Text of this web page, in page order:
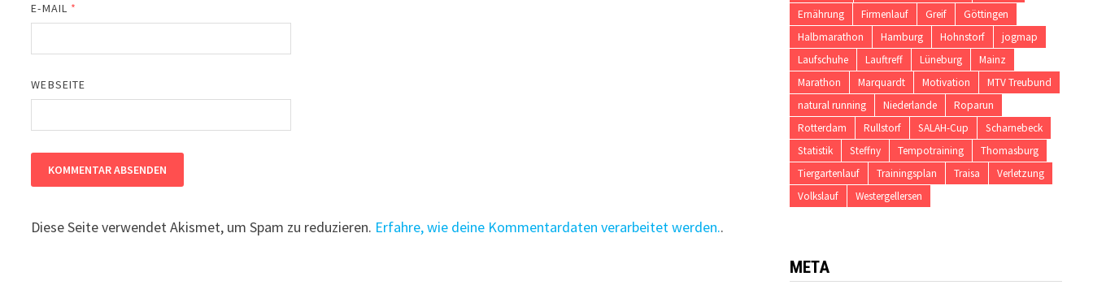
E-MAIL *
WEBSEITE
Diese Seite verwendet Akismet, um Spam zu reduzieren. Erfahre, wie deine Kommentardaten verarbeitet werden..
Ernährung
Firmenlauf Greif
Göttingen
Halbmarathon
Hamburg Hohnstorf
jogmap
Laufschuhe
Lauftreff Lüneburg
Mainz
Marathon
Marquardt Motivation
MTV Treubund
natural running
Niederlande
Roparun
Rotterdam
Rullstorf SALAH-Cup
Scharnebeck
Statistik
Steffny Tempotraining
Thomasburg
Tiergartenlauf
Trainingsplan Traisa
Verletzung
Volkslauf
Westergellersen
META